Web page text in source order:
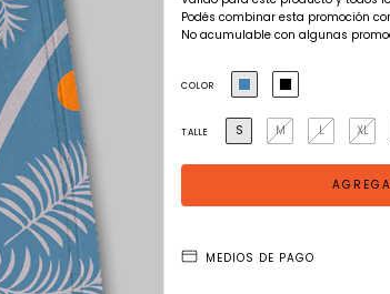
Podés combinar esta promoción
No acumulable con algunas
COLOR
TALLE S M L XL
MEDIOS DE PAGO